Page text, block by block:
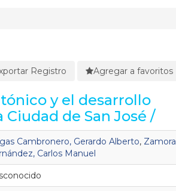
Registro Agregar a favoritos
y el desarrollo
de San José /
Cambronero, Gerardo Alberto, Zamora
Carlos Manuel